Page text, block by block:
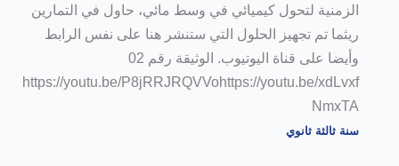
الزمنية لتحول كيميائي في وسط مائي، حاول في التمارين
ريثما تم تجهيز الحلول التي ستنشر هنا على نفس الرابط
وأيضا على قناة اليوتيوب. الوثيقة رقم 02
https://youtu.be/P8jRRJRQVVohttps://youtu.be/xdLvxf
NmxTA
سنة ثالثة ثانوي